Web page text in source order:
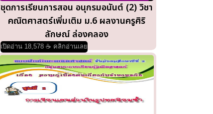
ชุดการเรียนการสอน อนุกรมอนันต์ (2) วิชา
คณิตศาสตร์เพิ่มเติม ม.6 ผลงานครูศิริ
ลักษณ์ ล่องคลอง
เปิดอ่าน 18,578 ☕ คลิกอ่านเลย